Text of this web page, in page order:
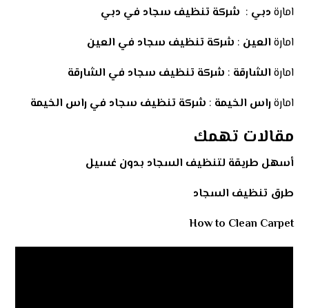
امارة دبي : شركة تنظيف سجاد في دبي
امارة العين : شركة تنظيف سجاد في العين
امارة الشارقة : شركة تنظيف سجاد في الشارقة
امارة راس الخيمة : شركة تنظيف سجاد في راس الخيمة
مقالات تهمك
أسهل طريقة لتنظيف السجاد بدون غسيل
طرق تنظيف السجاد
How to Clean Carpet